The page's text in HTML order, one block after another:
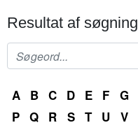
Resultat af søgning
A B C D E F G
P Q R S T U V